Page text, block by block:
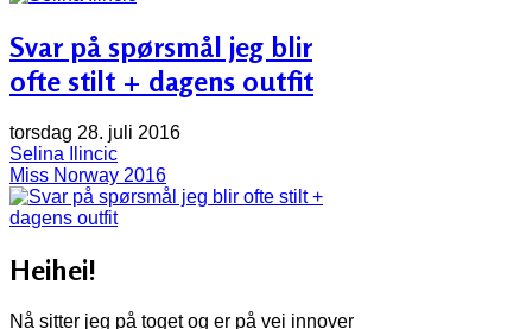
Svar på spørsmål jeg blir
ofte stilt + dagens outfit
torsdag 28. juli 2016
Selina Ilincic
Miss Norway 2016
Heihei!
Nå sitter jeg på toget og er på vei innover